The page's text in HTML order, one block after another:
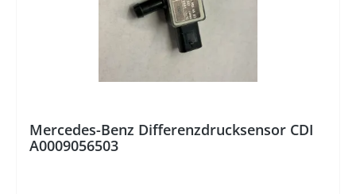
Mercedes-Benz Differenzdrucksensor CDI
A0009056503